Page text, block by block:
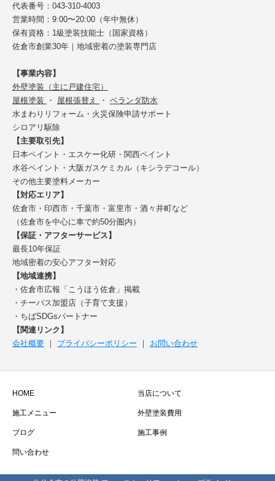
代表番号：043-310-4003
営業時間：9:00〜20:00（年中無休）
保有資格：1級塗装技能士（国家資格）
佐倉市創業30年｜地域密着の塗装専門店
【事業内容】
外壁塗装（主に戸建住宅）
屋根塗装
・ 屋根張替え ・ ベランダ防水
水まわりリフォーム・火災保険申請サポート
シロアリ駆除
【主要取引先】
日本ペイント・エスケー化研・関西ペイント
水谷ペイント・大阪ガスケミカル（キシラデコール）
その他主要塗料メーカー
【対応エリア】
佐倉市・印西市・千葉市・富里市・酒々井町など
（佐倉市を中心に車で約50分圏内）
【保証・アフターサービス】
最長10年保証
地域密着の安心アフター対応
【地域連携】
・佐倉市広報「こうほう佐倉」掲載
・チーパス加盟店（子育て支援）
・ちばSDGsパートナー
【関連リンク】
会社概要 ｜ プライバシーポリシー ｜ お問い合わせ
HOME 当店について
施工メニュー 外壁塗装費用
ブログ 施工事例
問い合わせ